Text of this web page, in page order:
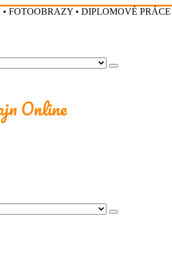
FOTOOBRAZY • DIPLOMOVÉ PRÁCE
Online